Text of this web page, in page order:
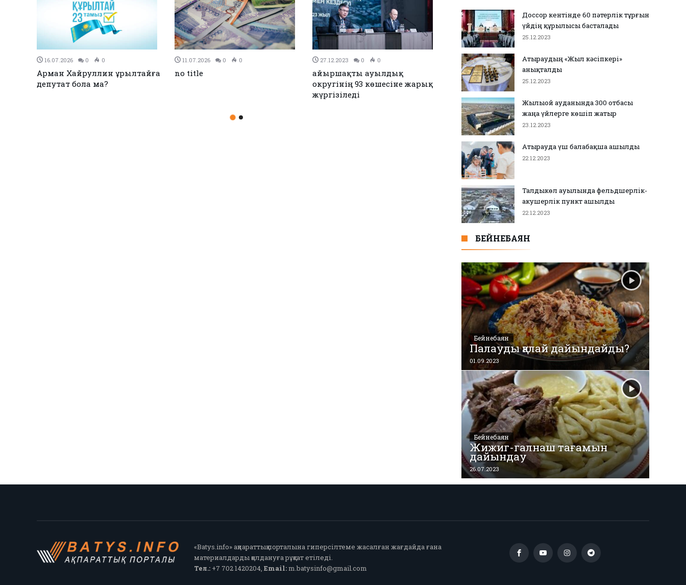
27.12.2023 0 0
Қызылқоғада әлем және Азия
чемпиондары марапатталды
26.12.2023 0 0
ЕЭО одағы мен Иран келісімге
26.12.2023 0 0
Аудандық мәслихаттың 12-
сессиясы өтті
Доссор кентінде 60 пәтерлік тұрғын
үйдің құрылысы басталады
25.12.2023
Атыраудың «Жыл кәсіпкері»
анықталды
25.12.2023
Жылыой ауданында 300 отбасы
жаңа үйлерге көшіп жатыр
23.12.2023
Атырауда үш балабақша ашылды
22.12.2023
Талдыкөл ауылында фельдшерлік-
акушерлік пункт ашылды
22.12.2023
БЕЙНЕБАЯН
Бейнебаян
Палауды қалай дайындайды?
01.09.2023
Бейнебаян
Жижиг-галнаш тағамын
дайындау
26.07.2023
«Batys.info» ақпараттық порталына гиперсілтеме жасалған жағдайда ғана
материалдарды қолдануға рұқсат етіледі.
Тел.:+7 702 1420204, Email:m.batysinfo@gmail.com